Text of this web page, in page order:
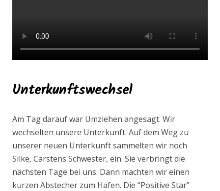
Unterkunftswechsel
Am Tag darauf war Umziehen angesagt. Wir
wechselten unsere Unterkunft. Auf dem Weg zu
unserer neuen Unterkunft sammelten wir noch
Silke, Carstens Schwester, ein. Sie verbringt die
nächsten Tage bei uns. Dann machten wir einen
kurzen Abstecher zum Hafen. Die “Positive Star”